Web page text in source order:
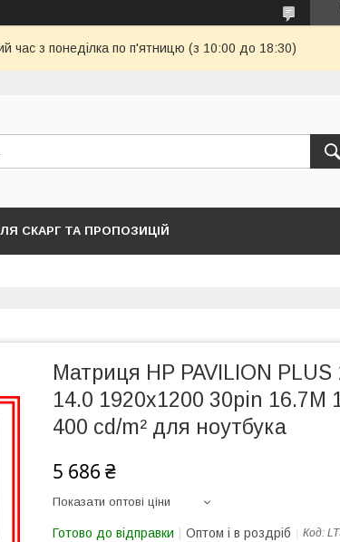
час з понеділка по п'ятницю (з 10:00 до 18:30)
СКАРГ ТА ПРОПОЗИЦІЙ
Матриця HP PAVILION
14.0 1920x1200 30pin 16.7M
400 cd/m² для ноутбука
5 686 ₴
Показати оптові ціни
Готово до відправки Оптом і в роздріб Код: